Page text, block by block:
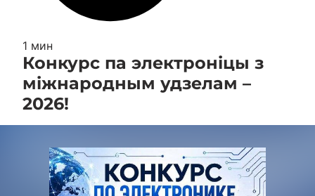
1 мин
Конкурс па электроніцы з
міжнародным удзелам –
2026!